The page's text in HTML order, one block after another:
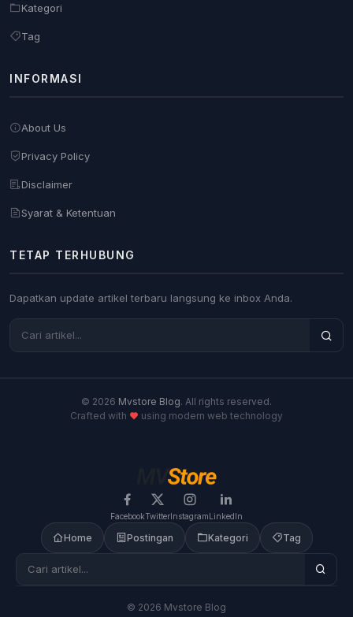
Kategori
Tag
INFORMASI
About Us
Privacy Policy
Disclaimer
Syarat & Ketentuan
TETAP TERHUBUNG
Dapatkan update artikel terbaru langsung ke inbox Anda.
© 2026 Mvstore Blog. All rights reserved.
Crafted with
using modern web technology
FacebookTwitter Instagram LinkedIn
Home Postingan Kategori Tag
© 2026 Mvstore Blog